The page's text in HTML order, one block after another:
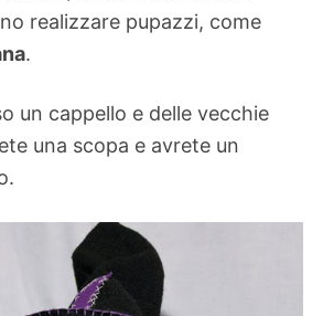
realizzare pupazzi, come
.
un cappello e delle vecchie
una scopa e avrete un